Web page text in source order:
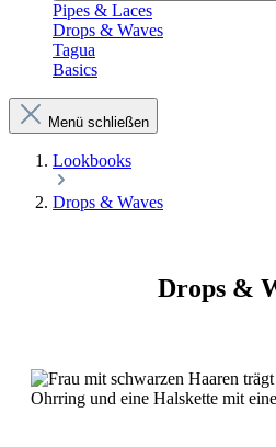
Pipes & Laces
Drops & Waves
Tagua
Basics
Menü schließen
Lookbooks
Drops & Waves
Drops &